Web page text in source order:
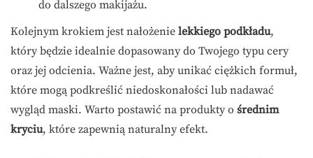
do dalszego makijażu.
Kolejnym krokiem jest nałożenie lekkiego podkładu,
który będzie idealnie dopasowany do Twojego typu cery
oraz jej odcienia. Ważne jest, aby unikać ciężkich formuł,
które mogą podkreślić niedoskonałości lub nadawać
wygląd maski. Warto postawić na produkty o średnim
kryciu, które zapewnią naturalny efekt.